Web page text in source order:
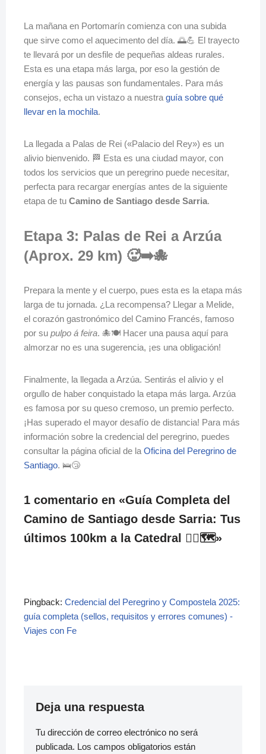
La mañana en Portomarín comienza con una subida
que sirve como el aquecimento del día. 🌅💪 El trayecto
te llevará por un desfile de pequeñas aldeas rurales.
Esta es una etapa más larga, por eso la gestión de
energía y las pausas son fundamentales. Para más
consejos, echa un vistazo a nuestra guía sobre qué
llevar en la mochila.
La llegada a Palas de Rei («Palacio del Rey») es un
alivio bienvenido. 🏁 Esta es una ciudad mayor, con
todos los servicios que un peregrino puede necesitar,
perfecta para recargar energías antes de la siguiente
etapa de tu Camino de Santiago desde Sarria.
Etapa 3: Palas de Rei a Arzúa
(Aprox. 29 km) 🥵➡️🐙
Prepara la mente y el cuerpo, pues esta es la etapa más
larga de tu jornada. ¿La recompensa? Llegar a Melide,
el corazón gastronómico del Camino Francés, famoso
por su pulpo á feira. 🐙🍽️ Hacer una pausa aquí para
almorzar no es una sugerencia, ¡es una obligación!
Finalmente, la llegada a Arzúa. Sentirás el alivio y el
orgullo de haber conquistado la etapa más larga. Arzúa
es famosa por su queso cremoso, un premio perfecto.
¡Has superado el mayor desafío de distancia! Para más
información sobre la credencial del peregrino, puedes
consultar la página oficial de la Oficina del Peregrino de
Santiago. 🛌😴
1 comentario en «Guía Completa del
Camino de Santiago desde Sarria: Tus
últimos 100km a la Catedral 🚶‍♀️🗺️»
Pingback: Credencial del Peregrino y Compostela 2025:
guía completa (sellos, requisitos y errores comunes) -
Viajes con Fe
Deja una respuesta
Tu dirección de correo electrónico no será
publicada. Los campos obligatorios están